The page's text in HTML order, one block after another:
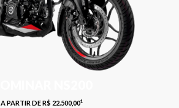
A PARTIR DE R$ 22.500,001